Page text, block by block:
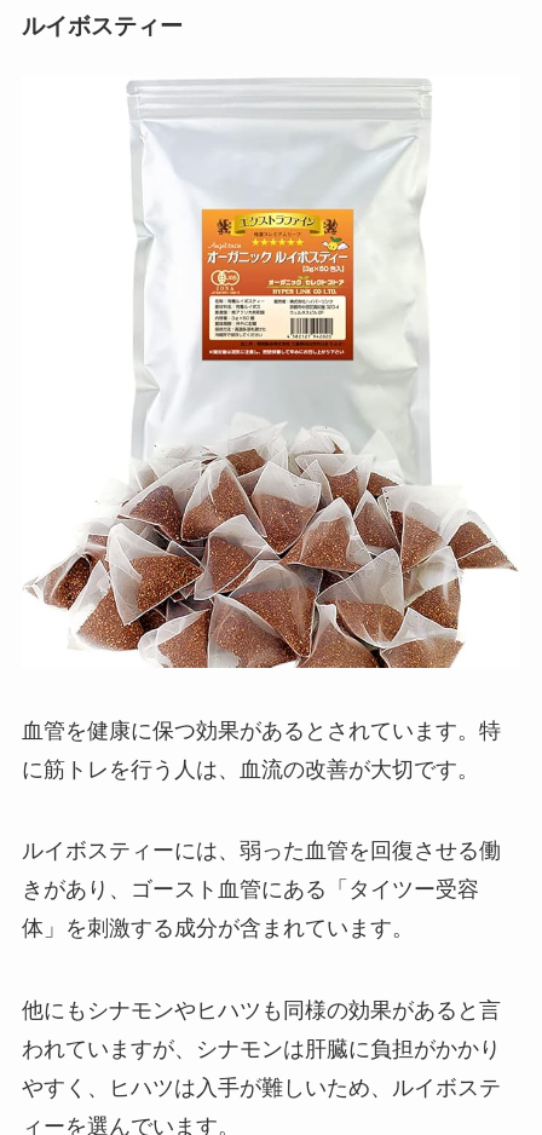
ルイボスティー
血管を健康に保つ効果があるとされています。特
に筋トレを行う人は、血流の改善が大切です。
ルイボスティーには、弱った血管を回復させる働
きがあり、ゴースト血管にある「タイツー受容
体」を刺激する成分が含まれています。
他にもシナモンやヒハツも同様の効果があると言
われていますが、シナモンは肝臓に負担がかかり
やすく、ヒハツは入手が難しいため、ルイボステ
ィーを選んでいます。